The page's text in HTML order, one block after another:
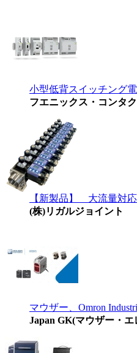
小型低背スイッチング
フエニックス・コンタ
【新製品】 大流量対
(株)リガルジョイント
マウザー、Omron
Japan GK(マウザー・